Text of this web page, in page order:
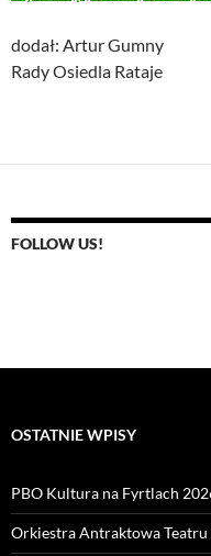
dodał: Artur Gumny
Rady Osiedla Rataje
FOLLOW US!
OSTATNIE WPISY
PBO Kultura na Fyrtlach
Orkiestra Antraktowa Teatru